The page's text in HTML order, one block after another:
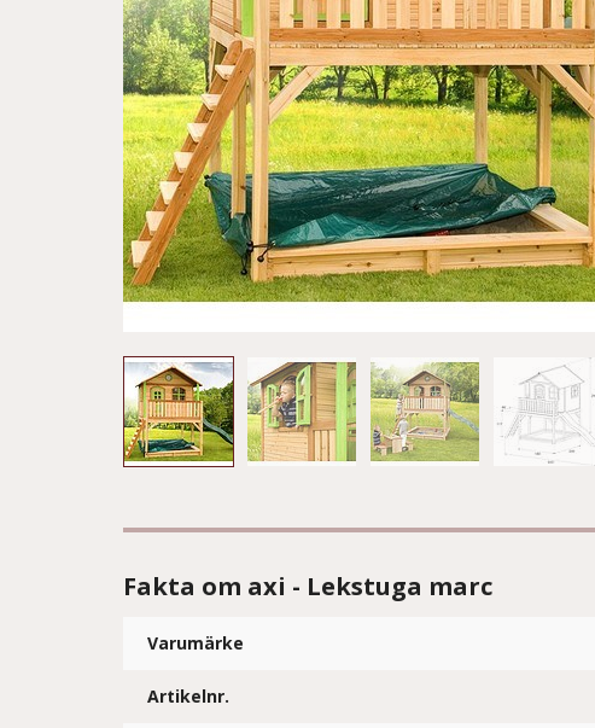
Fakta om axi - Lekstuga marc
Varumärke
Artikelnr.